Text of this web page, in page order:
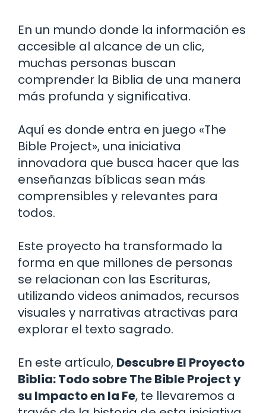
En un mundo donde la información es
accesible al alcance de un clic,
muchas personas buscan
comprender la Biblia de una manera
más profunda y significativa.
Aquí es donde entra en juego «The
Bible Project», una iniciativa
innovadora que busca hacer que las
enseñanzas bíblicas sean más
comprensibles y relevantes para
todos.
Este proyecto ha transformado la
forma en que millones de personas
se relacionan con las Escrituras,
utilizando videos animados, recursos
visuales y narrativas atractivas para
explorar el texto sagrado.
En este artículo, Descubre El Proyecto
Biblia: Todo sobre The Bible Project y
su Impacto en la Fe, te llevaremos a